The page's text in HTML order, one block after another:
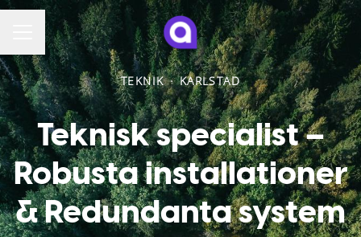
KARRIÄRMENY
TEKNIK · KARLSTAD
Teknisk specialist –
Robusta installationer
& Redundanta system